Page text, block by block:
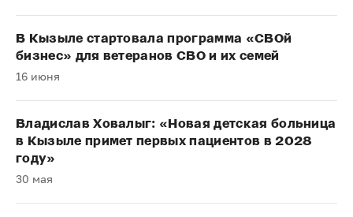
В Кызыле стартовала программа «СВОй
бизнес» для ветеранов СВО и их семей
16 июня
Владислав Ховалыг: «Новая детская больница
в Кызыле примет первых пациентов в 2028
году»
30 мая